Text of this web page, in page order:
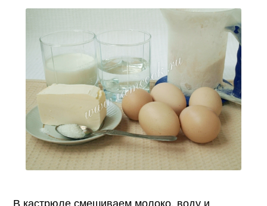
В кастрюле смешиваем молоко, воду и